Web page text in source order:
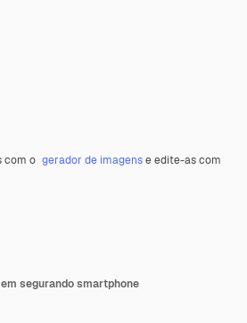
com o gerador de imagense edite-as com
segurando smartphone